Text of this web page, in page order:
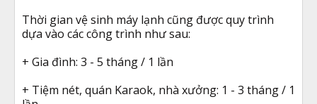
Thời gian vệ sinh máy lạnh cũng được quy trình
dựa vào các công trình như sau:
+ Gia đình: 3 - 5 tháng / 1 lần
+ Tiệm nét, quán Karaok, nhà xưởng: 1 - 3 tháng / 1